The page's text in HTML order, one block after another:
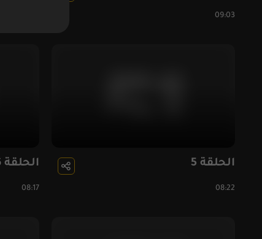
09:03
الحلقة 5
08:22
الحلقة 6
08:17